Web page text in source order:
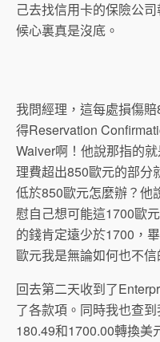
己去找信用卡的保險公
候心裏真是沒底。
我問經理，這每處損傷
得Reservation
Waiver啊！他說那指的
理費超出850歐元的部分
低於850歐元怎麼辦？他
慰自己想可能這1700歐
的錢肯定遠少於1700，
歐元我是無論如何也不信
回去第二天收到了
了各款項。同時我也查
180.49和1700.00轉換美